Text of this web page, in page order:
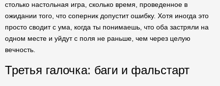
столько настольная игра, сколько время, проведенное в
ожидании того, что соперник допустит ошибку. Хотя иногда это
просто сводит с ума, когда ты понимаешь, что оба застряли на
одном месте и уйдут с поля не раньше, чем через целую
вечность.
Третья галочка: баги и фальстарт